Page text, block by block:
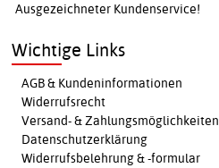
Ausgezeichneter Kundenservice!
Wichtige Links
AGB & Kundeninformationen
Widerrufsrecht
Versand- & Zahlungsmöglichkeiten
Datenschutzerklärung
Widerrufsbelehrung & -formular